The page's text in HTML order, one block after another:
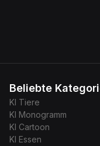
Beliebte
KI Tiere
KI Monogramm
KI Cartoon
KI Essen